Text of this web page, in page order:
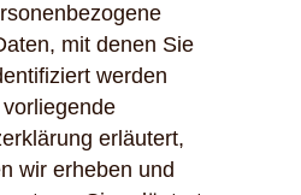
mit denen Sie
werden
erläutert,
wir erheben und